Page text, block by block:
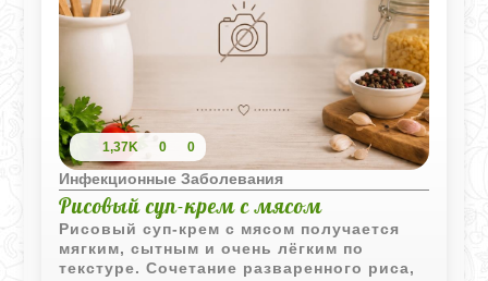
1,37K 0 0
Инфекционные Заболевания
Рисовый суп-крем с мясом
Рисовый суп-крем с мясом получается
мягким, сытным и очень лёгким по
текстуре. Сочетание разваренного риса,